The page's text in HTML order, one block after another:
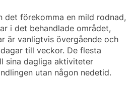
det förekomma en mild rodnad,
i det behandlade området,
är vanligtvis övergående och
till veckor. De flesta
sina dagliga aktiviteter
utan någon nedetid.